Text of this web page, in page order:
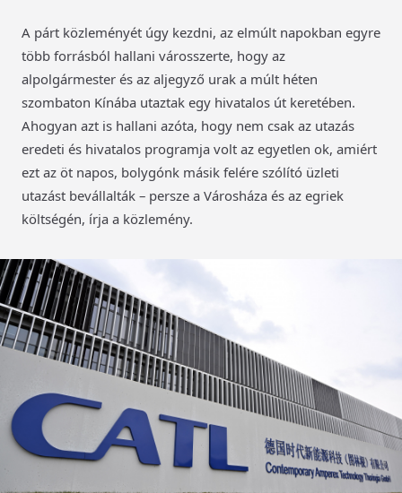
A párt közleményét úgy kezdni, az elmúlt napokban egyre
több forrásból hallani városszerte, hogy az
alpolgármester és az aljegyző urak a múlt héten
szombaton Kínába utaztak egy hivatalos út keretében.
Ahogyan azt is hallani azóta, hogy nem csak az utazás
eredeti és hivatalos programja volt az egyetlen ok, amiért
ezt az öt napos, bolygónk másik felére szólító üzleti
utazást bevállalták – persze a Városháza és az egriek
költségén, írja a közlemény.